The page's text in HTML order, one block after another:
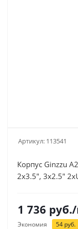
Артикул: 113541
Корпус Ginzzu
2x3.5", 3x2.5"
1 736 руб.
Экономия 54 руб.